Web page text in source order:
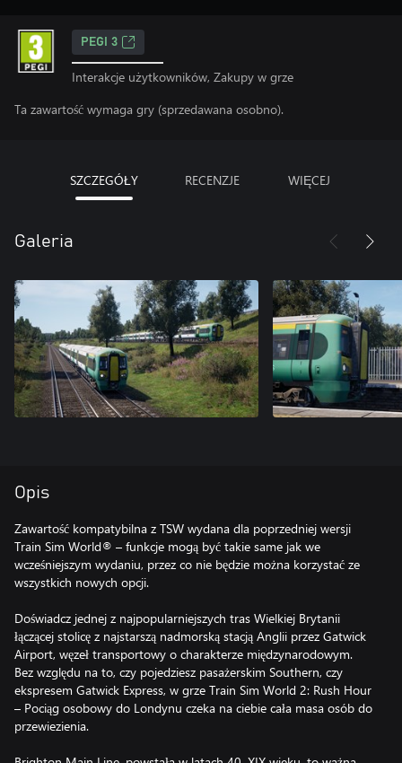
PEGI 3
Interakcje użytkowników, Zakupy w grze
Ta zawartość wymaga gry (sprzedawana osobno).
SZCZEGÓŁY RECENZJE WIĘCEJ
Galeria
Opis
Zawartość kompatybilna z TSW wydana dla poprzedniej wersji
Train Sim World® – funkcje mogą być takie same jak we
wcześniejszym wydaniu, przez co nie będzie można korzystać ze
wszystkich nowych opcji.
Doświadcz jednej z najpopularniejszych tras Wielkiej Brytanii
łączącej stolicę z najstarszą nadmorską stacją Anglii przez Gatwick
Airport, węzeł transportowy o charakterze międzynarodowym.
Bez względu na to, czy pojedziesz pasażerskim Southern, czy
ekspresem Gatwick Express, w grze Train Sim World 2: Rush Hour
– Pociąg osobowy do Londynu czeka na ciebie cała masa osób do
przewiezienia.